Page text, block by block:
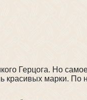
Герцога. Но
красивых марки.